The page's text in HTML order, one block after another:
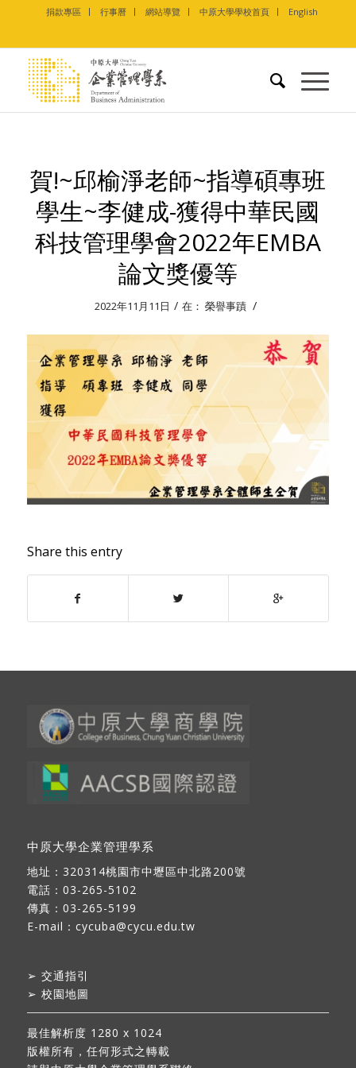
捐款專區 行事曆 網站導覽 中原大學學校首頁 English
賀!~邱榆淨老師~指導碩專班
學生~李健成-獲得中華民國
科技管理學會2022年EMBA
論文獎優等
2022年11月11日 / 在：榮譽事蹟 /
Share this entry
中原大學企業管理學系
地址： 320314桃園市中壢區中北路200號
電話：03-265-5102
傳真：03-265-5199
E-mail： cycuba@cycu.edu.tw
➢ 交通指引
➢ 校園地圖
最佳解析度 1280 x 1024
版權所有，任何形式之轉載